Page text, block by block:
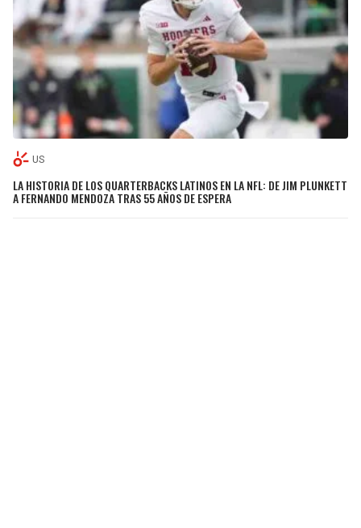
US
LA HISTORIA DE LOS QUARTERBACKS LATINOS EN LA NFL: DE JIM PLUNKETT
A FERNANDO MENDOZA TRAS 55 AÑOS DE ESPERA